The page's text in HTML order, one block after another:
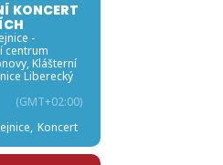
KONCERT
-
centrum
, Klášterní
Liberecký
(GMT+02:00)
Koncert